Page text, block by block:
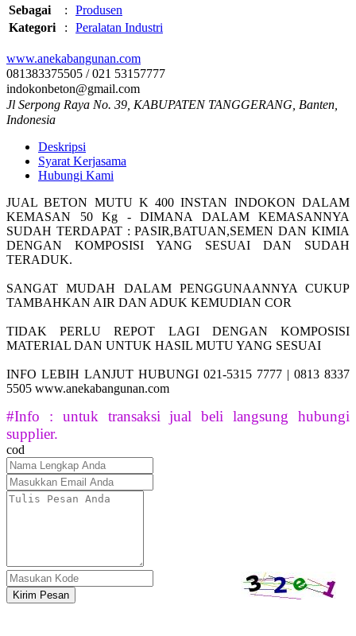
Sebagai
:
Produsen
Kategori
: Peralatan Industri
www.anekabangunan.com
081383375505 / 021 53157777
indokonbeton@gmail.com
Jl Serpong Raya No. 39, KABUPATEN TANGGERANG, Banten,
Indonesia
Deskripsi
Syarat Kerjasama
Hubungi Kami
JUAL BETON MUTU K 400 INSTAN INDOKON DALAM
KEMASAN 50 Kg - DIMANA DALAM KEMASANNYA
SUDAH TERDAPAT : PASIR,BATUAN,SEMEN DAN KIMIA
DENGAN KOMPOSISI YANG SESUAI DAN SUDAH
TERADUK.
SANGAT MUDAH DALAM PENGGUNAANNYA CUKUP
TAMBAHKAN AIR DAN ADUK KEMUDIAN COR
TIDAK PERLU REPOT LAGI DENGAN KOMPOSISI
MATERIAL DAN UNTUK HASIL MUTU YANG SESUAI
INFO LEBIH LANJUT HUBUNGI 021-5315 7777 | 0813 8337
5505 www.anekabangunan.com
#Info : untuk transaksi jual beli langsung hubungi
supplier.
cod
Kirim Pesan